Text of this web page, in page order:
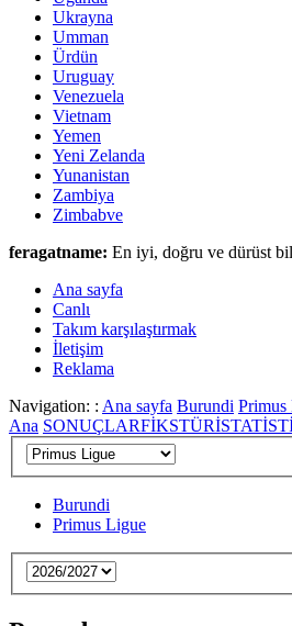
Ukrayna
Umman
Ürdün
Uruguay
Venezuela
Vietnam
Yemen
Yeni Zelanda
Yunanistan
Zambiya
Zimbabve
feragatname: En iyi, doğru ve dürüst
Ana sayfa
Canlι
Takım karşılaştırmak
İletişim
Reklama
Navigation: : Ana sayfa Burundi Primus
Ana SONUÇLARFİKSTÜR
Burundi
Primus Ligue